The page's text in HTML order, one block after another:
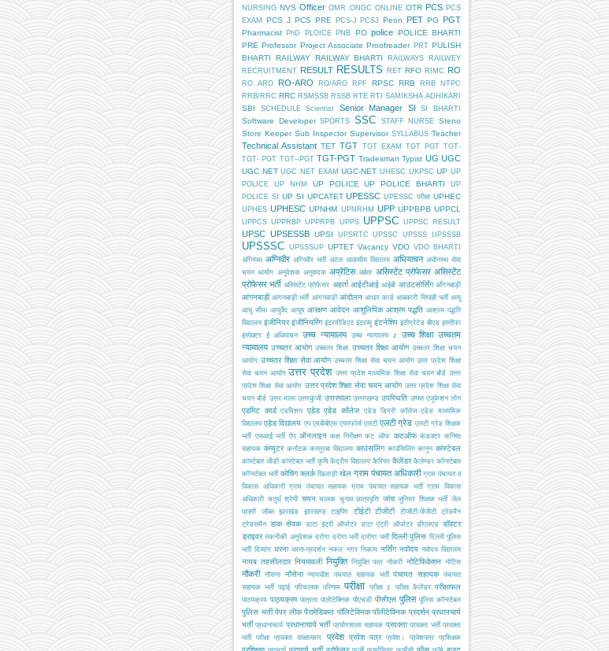
NURSING NVS Officer OMR ONGC ONLINE OTR PCS PCS
EXAM
PCS J PCS PRE PCS-J PCSJ Peon PET PG PGT
Pharmacist PhD PLOICE PNB PO police POLICE BHARTI
PRE Professor Project Associate Proofreader PRT PULISH
BHARTI
RAILWAY RAILWAY BHARTI RAILWAYS
RAILWEY
RECRUITMENT RESULT RESULTS RET RFO RIMC RO
RO ARO RO-ARO RO/ARO RPF RPSC RRB
RRB NTPC
RRB/RRC RRC RSMSSB RSSB RTE RTI SAMIKSHA ADHIKARI
SBI SCHEDULE Scientist Senior Manager SI SI BHARTI
Software Developer SPORTS SSC STAFF NURSE
Steno
Store Keeper Sub Inspector Supervisor SYLLABUS Teacher
Technical Assistant TET TGT TGT EXAM TGT PGT TGT-
TGT- PGT TGT--PGT TGT-PGT Tradesman Typist UG UGC
UGC NET UGC NET EXAM UGC-NET UHESC UKPSC UP UP
POLICE
UP NHM UP POLICE UP POLICE BHARTI
UP
POLICE SI
UP SI UPCATET UPESSC UPESSC परीक्षा UPHEC
UPHES UPHESC UPNHM UPNRHM UPP UPPBPB UPPCL
UPPCS UPPRBP UPPRPB UPPS UPPSC UPPSC RESULT
UPSC UPSESSB UPSI UPSRTC UPSSC UPSSS UPSSSB
UPSSSC UPSSSUP UPTET Vacancy VDO VDO BHARTI
अग्निपथ अग्निवीर अग्निवीर भर्ती अटल आवासीय विद्यालय अधियाचन अधीनस्थ सेवा
चयन आयोग अनुदेशक अनुवादक अप्रेंटिस अर्हता असिस्टेंट प्रोफेसर असिस्टेंट
प्रोफेसर भर्ती अस्सिटेंट प्रोफेसर अहर्ता आईटीआई आईबी आउटसोर्सिंग आँगनबाड़ी
आंगनबाड़ी आंगनबाड़ी भर्ती आंगनवाड़ी आंदोलन आधार कार्ड आबकारी सिपाही भर्ती आयु
आयु सीमा आयुर्वेद आयुष आरक्षण आवेदन आशुलिपिक आश्रम पद्धति आश्रम पद्धति
विद्यालय इंजीनियर इंजीनियरिंग इंटरमीडिएट इंटरव्यू इंटर्नशिप इंटीग्रेटेड बीएड इस्तीफा
इंस्पेक्टर ई अधियाचन उच्च न्यायालय उच्च न्यायालय z उच्च शिक्षा उच्चतम
न्यायालय उच्चतर आयोग उच्चतर शिक्षा उच्चतर शिक्षा आयोग उच्चतर शिक्षा चयन
आयोग उच्चतर शिक्षा सेवा आयोग उच्चतर शिक्षा सेवा चयन आयोग उतर प्रदेश शिक्षा
सेवा चयन आयोग उत्तर प्रदेश उत्तर प्रदेश माध्यमिक शिक्षा सेवा चयन बोर्ड उत्तर
प्रदेश शिक्षा सेवा आयोग उत्तर प्रदेश शिक्षा सेवा चयन आयोग उत्तर प्रदेश शिक्षा सेवा
चयन बोर्ड उत्तर माला उत्तरकुंजी उत्तरमाला उत्तराखण्ड उपस्थिति उप्पस एजूकेशन लोन
एडमिट कार्ड एडमिशन एडेड एडेड कॉलेज एडेड डिग्री कॉलेज एडेड माध्यमिक
विद्यालय एडेड विद्यालय एप एमबीबीएस एयरफोर्स एलटी एलटी ग्रेड एलटी ग्रेड शिक्षक
भर्ती एसआई भर्ती ऐप ऑनलाइन कक्ष निरीक्षण कट ऑफ कटऑफ कंडक्टर कनिष्ठ
सहायक कंप्यूटर कर्नाटक कस्तूरबा विद्यालय काउंसलिंग काउंसिलिंग कानून कांस्टेबल
कांस्टेबल जीडी कांस्टेबल भर्ती कृषि केंद्रीय विद्यालय कैरियर कैलेंडर कैलेण्डर कॉन्स्टेबल
कॉन्स्टेबल भर्ती कोचिंग क्लर्क खिलाड़ी खेल ग्राम पंचायत अधिकारी ग्राम पंचायत व
विकास अधिकारी ग्राम पंचायत सहायक ग्राम पंचायत सहायक भर्ती ग्राम विकास
अधिकारी चतुर्थ श्रेणी चयन चालक चुनाव छात्रवृत्ति जांच जूनियर शिक्षक भर्ती जेल
प्रहरी
जॉब्स झारखंड झारखण्ड टाइपिंग टीईटी टीजीटी टीजीटी-पीजीटी
ट्रेडमैन
ट्रेडसमैन डाक सेवक डाटा इंट्री ऑपरेटर डाटा एंट्री ऑपरेटर डीएलएड डॉक्टर
ड्राइवर तकनीकी अनुदेशक दरोगा दरोगा भर्ती दारोगा भर्ती दिल्ली पुलिस दिल्ली पुलिस
भर्ती दिव्यांग धरना धरना-प्रदर्शन नकल नगर निकाय नर्सिंग नवोदय नवोदय विद्यालय
नायब तहसीलदार नियमावली नियुक्ति नियुक्ति पत्र नोकरी नोटिफिकेशन नोटिस
नौकरी नौसना नौसेना न्यायधीश पंचयात सहायक भर्ती पंचायत सहायक पंचायत
सहायक भर्ती पढ़ाई परिचालक परिणाम परीक्षा परीक्षा z परीक्षा कैलेंडर परीक्षाफल
पाठयक्रम पाठ्यक्रम पात्रता पालीटेक्निक पीएचडी पीसीएस पुलिस पुलिस कॉन्स्टेबल
पुलिस भर्ती पेपर लीक पैरामेडिकल पॉलिटेक्निक पॉलीटेक्निक प्रदर्शन प्रधानचार्य
भर्ती प्रधानाचार्य प्रधानाचार्य भर्ती प्रयोगशाला सहायक प्रवक्ता प्रवक्ता भर्ती प्रवक्ता
भर्ती परीक्षा
प्रवक्ता साक्षात्कार प्रवेश प्रवेश पत्र प्रवेश। प्रवेशपत्र प्रशिक्षक